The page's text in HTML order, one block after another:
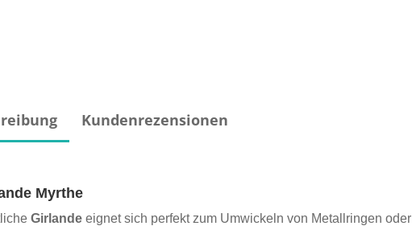
Kundenrezensionen
Myrthe
Girlande eignet sich perfekt zum Umwickeln von Metallringen oder